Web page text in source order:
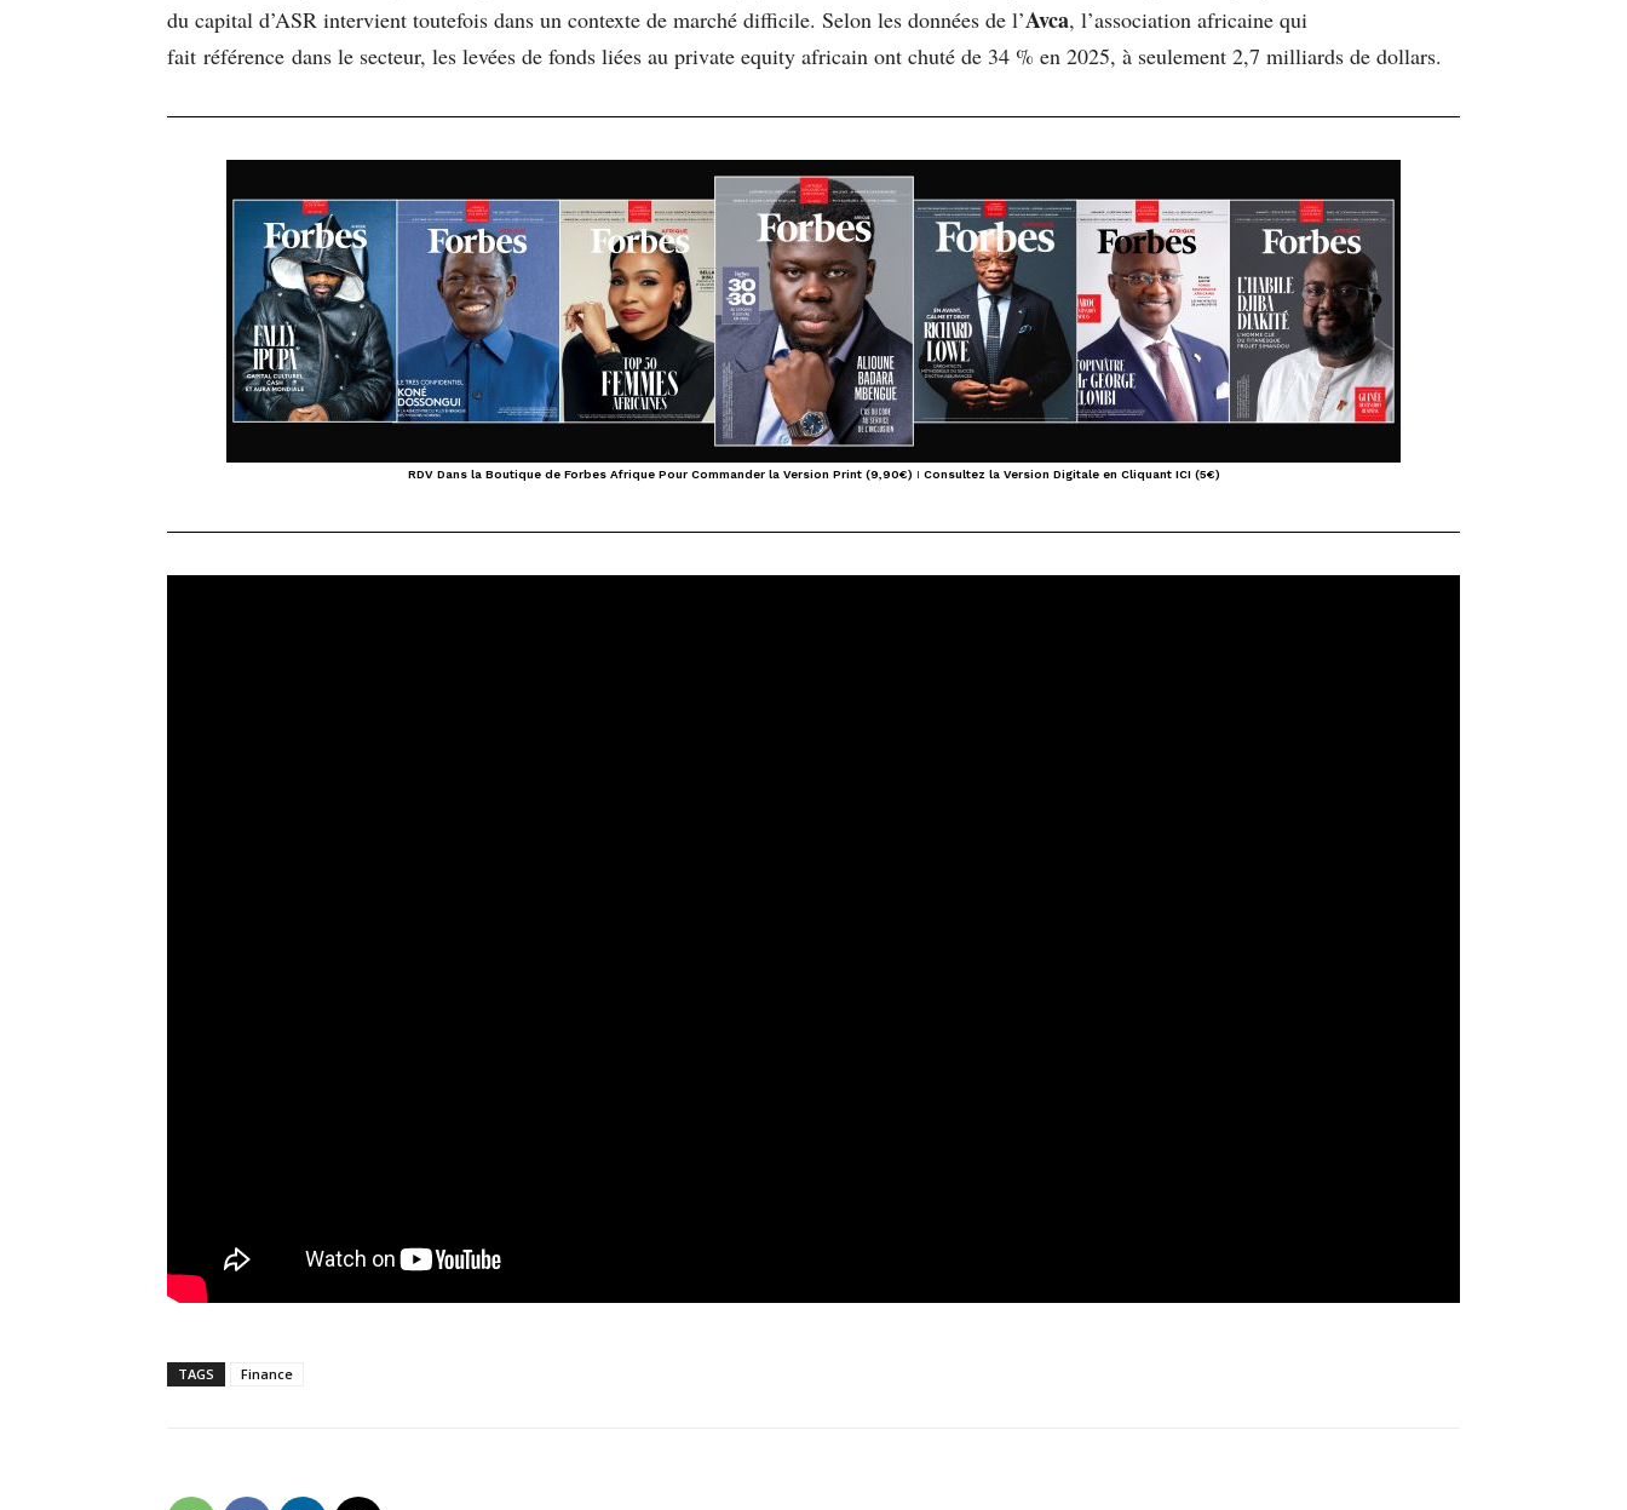
du capital d’ASR intervient toutefois dans un contexte de marché difficile. Selon les données de l’Avca, l’association africaine qui
fait référence dans le secteur, les levées de fonds liées au private equity africain ont chuté de 34 % en 2025, à seulement 2,7 milliards de dollars.
RDV Dans la Boutique de Forbes Afrique Pour Commander la Version Print (9,90€) I Consultez la Version Digitale en Cliquant ICI (5€)
TAGS Finance